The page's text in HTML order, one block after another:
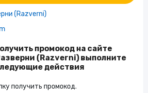
(Razverni)
промокод на сайте
(Razverni) выполните
действия
получить промокод.